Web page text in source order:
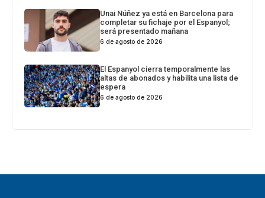
Unai Núñez ya está en Barcelona para
completar su fichaje por el Espanyol;
será presentado mañana
6 de agosto de 2026
El Espanyol cierra temporalmente las
altas de abonados y habilita una lista de
espera
6 de agosto de 2026